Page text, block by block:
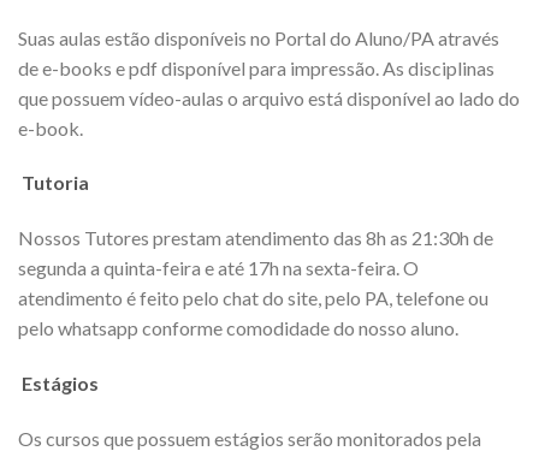
Suas aulas estão disponíveis no Portal do Aluno/PA através
de e-books e pdf disponível para impressão. As disciplinas
que possuem vídeo-aulas o arquivo está disponível ao lado do
e-book.
Tutoria
Nossos Tutores prestam atendimento das 8h as 21:30h de
segunda a quinta-feira e até 17h na sexta-feira. O
atendimento é feito pelo chat do site, pelo PA, telefone ou
pelo whatsapp conforme comodidade do nosso aluno.
Estágios
Os cursos que possuem estágios serão monitorados pela